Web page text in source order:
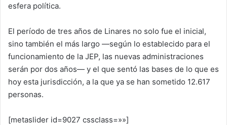
esfera política.
El período de tres años de Linares no solo fue el inicial,
sino también el más largo —según lo establecido para el
funcionamiento de la JEP, las nuevas administraciones
serán por dos años— y el que sentó las bases de lo que es
hoy esta jurisdicción, a la que ya se han sometido 12.617
personas.
[metaslider id=9027 cssclass=»»]